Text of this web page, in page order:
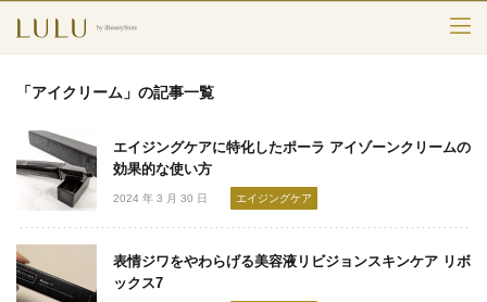
スキンケア
メークアップ
エイジングケア
「アイクリーム」の記事一覧
エイジングケアに特化したポーラ アイゾーンクリームの
効果的な使い方
2024 年 3 月 30 日 エイジングケア
表情ジワをやわらげる美容液リビジョンスキンケア リボ
ックス7